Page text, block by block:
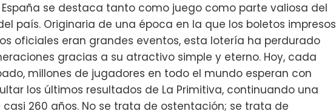
se destaca tanto como juego como parte valiosa del
país. Originaria de una época en la que los boletos impresos
oficiales eran grandes eventos, esta lotería ha perdurado
gracias a su atractivo simple y eterno. Hoy, cada
millones de jugadores en todo el mundo esperan con
los últimos resultados de La Primitiva, continuando una
260 años. No se trata de ostentación; se trata de